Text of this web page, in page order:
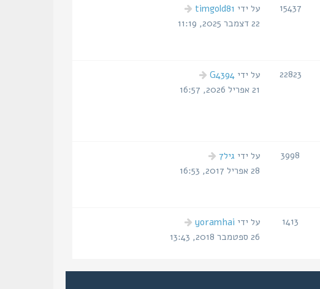
15437
הודעה
אחרונה
על ידי timgold81
22 דצמבר 2025, 11:19
22823
הודעה
אחרונה
על ידיG4394
21 אפריל 2026, 16:57
3998
הודעה
אחרונה
על ידי גיל7
28 אפריל 2017, 16:53
1413
הודעה
אחרונה
על ידי yoramhai
26 ספטמבר 2018, 13:43